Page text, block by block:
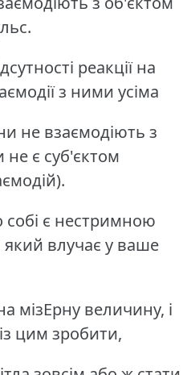
реакції на
з ними усіма
не взаємодіють з
є суб'єктом
собі є нестримною
влучає у ваше
мізЕрну величину, і
цим зробити,